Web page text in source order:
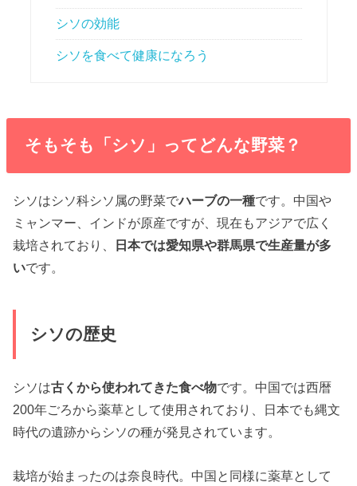
シソの効能
シソを食べて健康になろう
そもそも「シソ」ってどんな野菜？
シソはシソ科シソ属の野菜でハーブの一種です。中国や
ミャンマー、インドが原産ですが、現在もアジアで広く
栽培されており、
日本では愛知県や群馬県で生産量が多
いです。
シソの歴史
シソは古くから使われてきた食べ物です。中国では西暦
200年ごろから薬草として使用されており、日本でも縄文
時代の遺跡からシソの種が発見されています。
栽培が始まったのは奈良時代。中国と同様に薬草として